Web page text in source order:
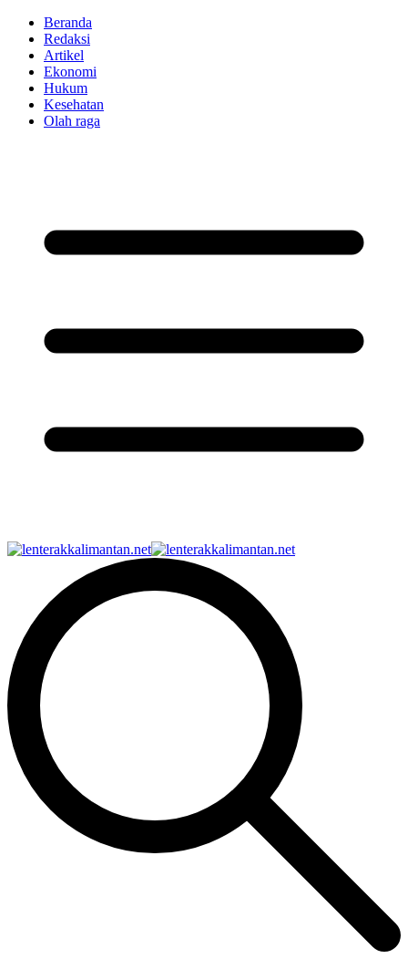
Beranda
Redaksi
Artikel
Ekonomi
Hukum
Kesehatan
Olah raga